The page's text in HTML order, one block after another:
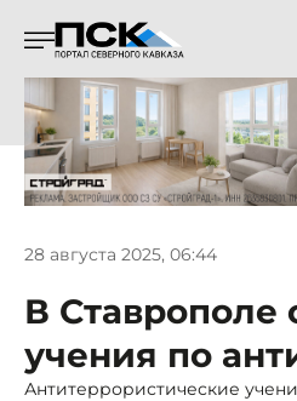
28 августа 2025, 06:44
В Ставрополе
учения по
Антитеррористические